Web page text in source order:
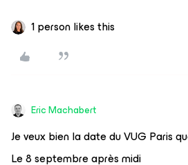
1 person likes this
Eric Machabert
Je veux bien la date du VUG Paris
Le 8 septembre après midi